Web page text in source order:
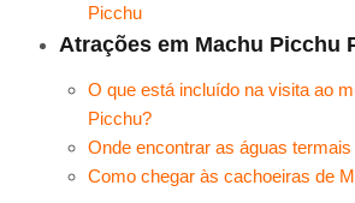
Picchu
Atrações em Machu Picchu
O que está incluído na visita ao
Picchu?
Onde encontrar as águas
Como chegar às cachoeiras de